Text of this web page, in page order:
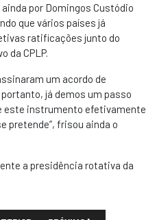
por Domingos Custódio
que vários países já
ratificações junto do
da CPLP.
um acordo de
já demos um passo
este instrumento efetivamente
pretende”, frisou ainda o
a presidência rotativa da